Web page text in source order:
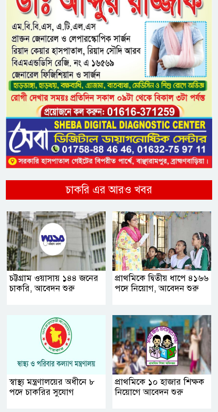
চাকরি এর আরও খবর
চট্টগ্রাম ওয়াসায় ১৪৪ জনের
চাকরি, আবেদন শুরু
প্রাথমিকে দ্বিতীয় ধাপে ৪১৬৬
পদে নিয়োগ, আবেদন শুরু
স্বাস্থ্য মন্ত্রণালয়ের অধীনে ৮
পদে চাকরির সুযোগ
প্রাথমিকে ১০ হাজার শিক্ষক
নিয়োগে আবেদন শুরু